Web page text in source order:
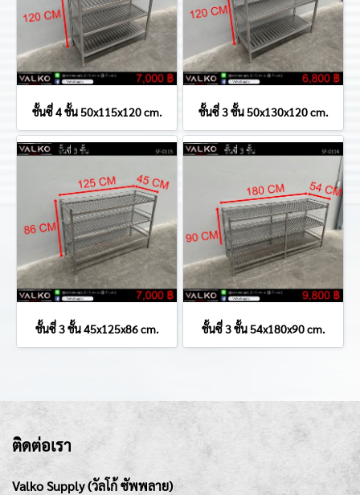
ชั้นซี่ 4 ชั้น 50x115x120 cm. ชั้นซี่ 3 ชั้น 50x130x120 cm.
ชั้นซี่ 3 ชั้น 45x125x86 cm. ชั้นซี่ 3 ชั้น 54x180x90 cm.
ติดต่อเรา
Valko Supply (วัลโก้ ซัพพลาย)